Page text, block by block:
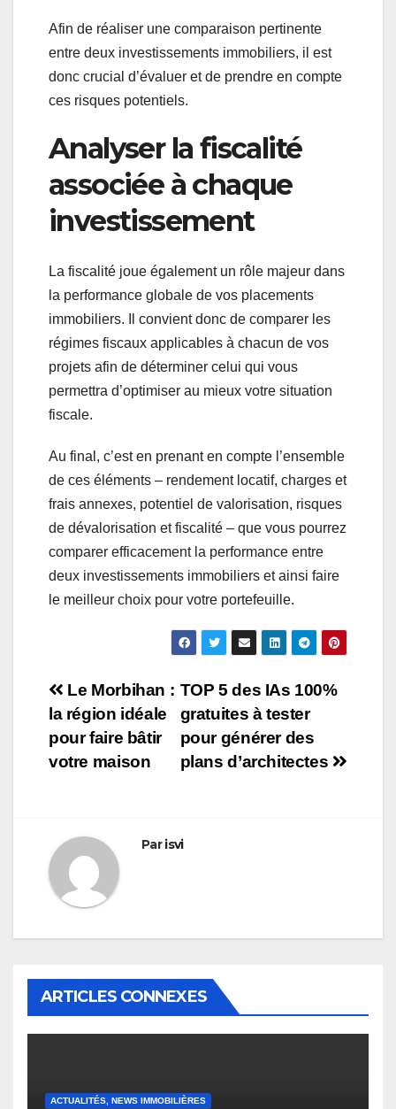
Afin de réaliser une comparaison pertinente
entre deux investissements immobiliers, il est
donc crucial d’évaluer et de prendre en compte
ces risques potentiels.
Analyser la fiscalité
associée à chaque
investissement
La fiscalité joue également un rôle majeur dans
la performance globale de vos placements
immobiliers. Il convient donc de comparer les
régimes fiscaux applicables à chacun de vos
projets afin de déterminer celui qui vous
permettra d’optimiser au mieux votre situation
fiscale.
Au final, c’est en prenant en compte l’ensemble
de ces éléments – rendement locatif, charges et
frais annexes, potentiel de valorisation, risques
de dévalorisation et fiscalité – que vous pourrez
comparer efficacement la performance entre
deux investissements immobiliers et ainsi faire
le meilleur choix pour votre portefeuille.
Navigation
de
l’article
TOP 5 des IAs 100%
gratuites à tester
pour générer des
plans d’architectes
Le Morbihan :
la région idéale
pour faire bâtir
votre maison
Parisvi
ARTICLES CONNEXES
ACTUALITÉS, NEWS IMMOBILIÈRES